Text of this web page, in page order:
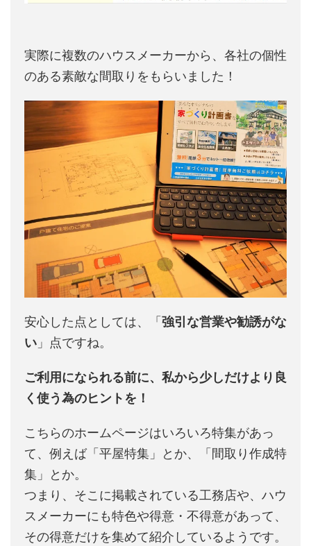
実際に複数のハウスメーカーから、各社の個性
のある素敵な間取りをもらいました！
安心した点としては、「強引な営業や勧誘がな
い 」点ですね。
ご利用になられる前に、私から少しだけより良
く使う為のヒントを！
こちらのホームページはいろいろ特集があっ
て、例えば「平屋特集」とか、「間取り作成特
集」とか。
つまり、そこに掲載されている工務店や、ハウ
スメーカーにも特色や得意・不得意があって、
その得意だけを集めて紹介しているようです。